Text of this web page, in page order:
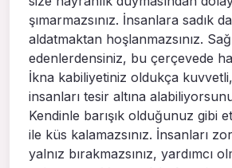
şımarmazsınız. İnsanlara sadık
aldatmaktan hoşlanmazsınız.
edenlerdensiniz, bu çerçevede
İkna kabiliyetiniz oldukça
insanları tesir altına
Kendinle barışık olduğunuz gibi
ile küs kalamazsınız. İnsanları
yalnız bırakmazsınız, yardımcı